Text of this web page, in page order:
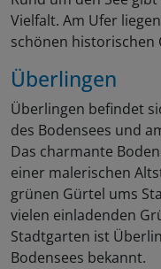
Vielfalt. Am Ufer
schönen historischen
Überlingen
Überlingen befindet
des Bodensees und
Das charmante
einer malerischen
grünen Gürtel ums
vielen einladenden
Stadtgarten ist
Bodensees bekannt.